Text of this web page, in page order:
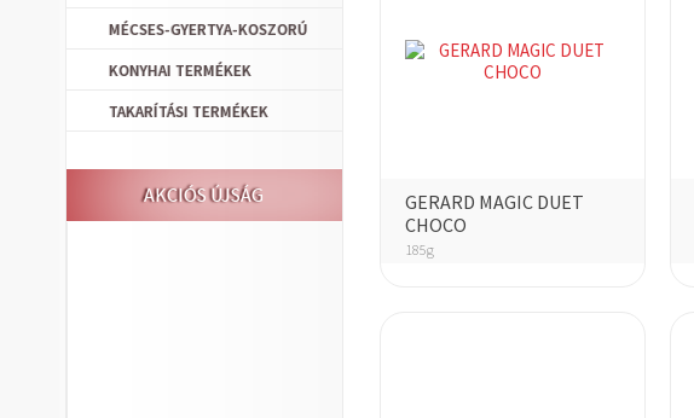
MÉCSES-GYERTYA-KOSZORÚ
KONYHAI TERMÉKEK
TAKARÍTÁSI TERMÉKEK
AKCIÓS ÚJSÁG
GERARD MAGIC DUET
CHOCO
185g